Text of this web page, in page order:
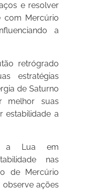
e resolver
com Mercúrio
a
retrógrado
estratégias
de Saturno
melhor suas
estabilidade a
a Lua em
nas
de Mercúrio
observe ações